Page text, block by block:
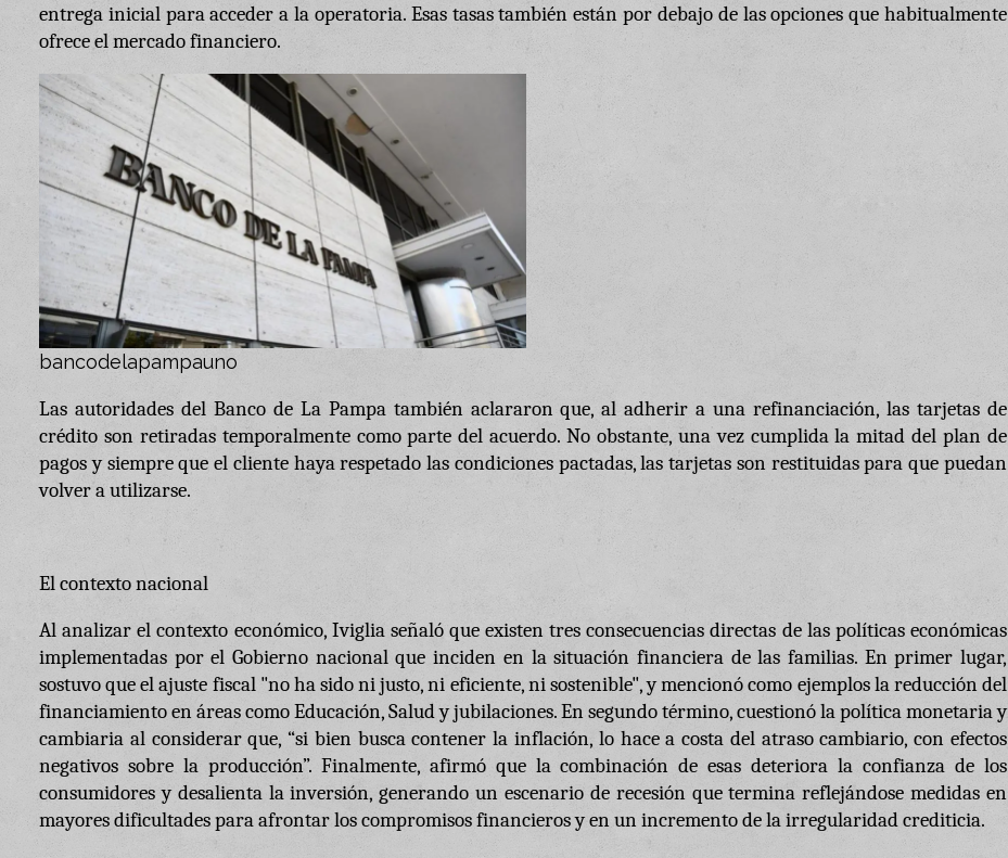
entrega inicial para acceder a la operatoria. Esas tasas también están por debajo de las opciones que habitualmente
ofrece el mercado financiero.
bancodelapampauno
Las autoridades del Banco de La Pampa también aclararon que, al adherir a una refinanciación, las tarjetas de
crédito son retiradas temporalmente como parte del acuerdo. No obstante, una vez cumplida la mitad del plan de
pagos y siempre que el cliente haya respetado las condiciones pactadas, las tarjetas son restituidas para que puedan
volver a utilizarse.
El contexto nacional
Al analizar el contexto económico, Iviglia señaló que existen tres consecuencias directas de las políticas económicas
implementadas por el Gobierno nacional que inciden en la situación financiera de las familias. En primer lugar,
sostuvo que el ajuste fiscal "no ha sido ni justo, ni eficiente, ni sostenible", y mencionó como ejemplos la reducción del
financiamiento en áreas como Educación, Salud y jubilaciones. En segundo término, cuestionó la política monetaria y
cambiaria al considerar que, “si bien busca contener la inflación, lo hace a costa del atraso cambiario, con efectos
negativos sobre la producción”. Finalmente, afirmó que la combinación de esas deteriora la confianza de los
consumidores y desalienta la inversión, generando un escenario de recesión que termina reflejándose medidas en
mayores dificultades para afrontar los compromisos financieros y en un incremento de la irregularidad crediticia.